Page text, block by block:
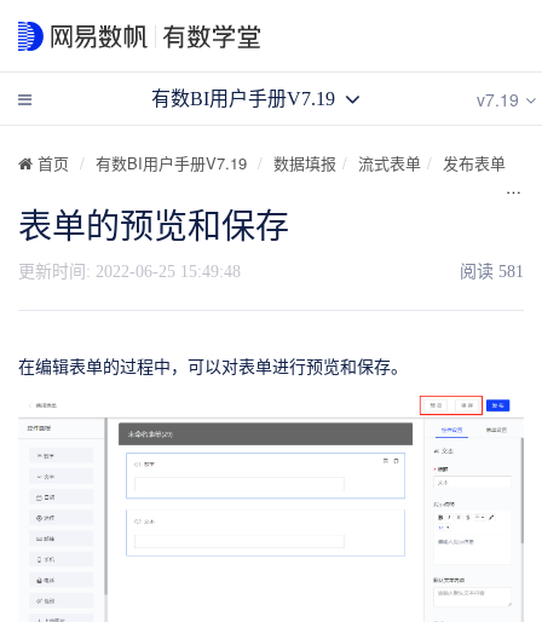
首页 有数BI用户手册V7.19 数据填报 流式表单 发布表单
表单的预览和保存
更新时间: 2022-06-25 15:49:48 阅读 581
在编辑表单的过程中，可以对表单进行预览和保存。
有数BI用户手册V7.19 v7.19